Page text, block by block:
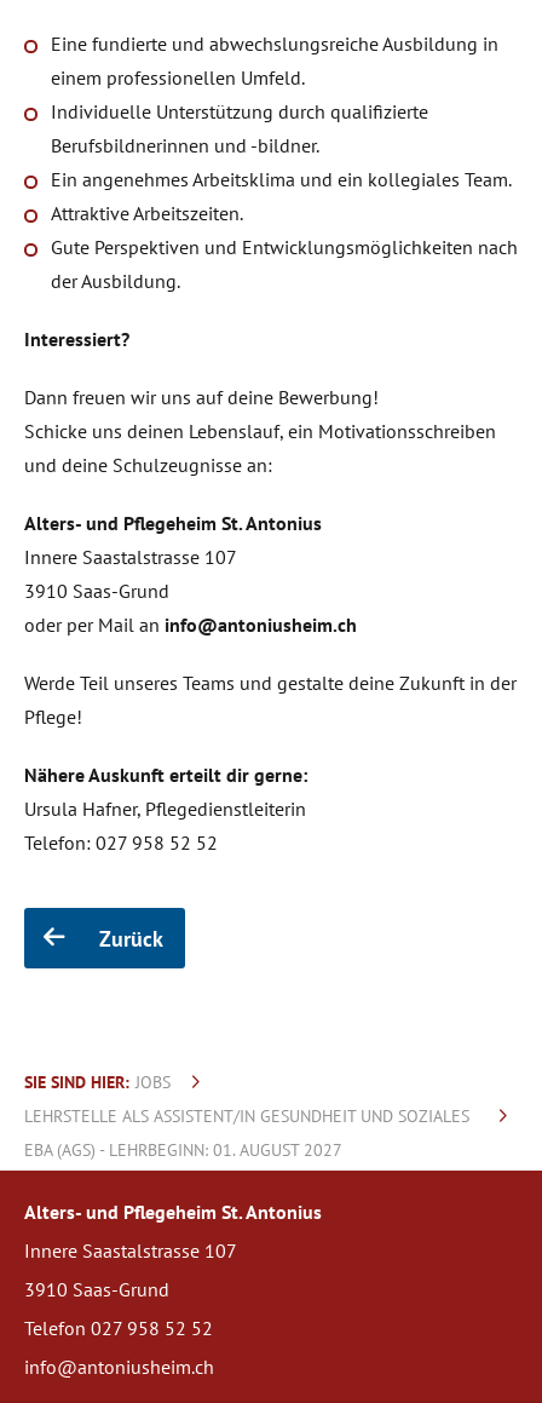
Eine fundierte und abwechslungsreiche Ausbildung in
einem professionellen Umfeld.
Individuelle Unterstützung durch qualifizierte
Berufsbildnerinnen und -bildner.
Ein angenehmes Arbeitsklima und ein kollegiales Team.
Attraktive Arbeitszeiten.
Gute Perspektiven und Entwicklungsmöglichkeiten nach
der Ausbildung.
Interessiert?
Dann freuen wir uns auf deine Bewerbung!
Schicke uns deinen Lebenslauf, ein Motivationsschreiben
und deine Schulzeugnisse an:
Alters- und Pflegeheim St. Antonius
Innere Saastalstrasse 107
3910 Saas-Grund
oder per Mail an info@antoniusheim.ch
Werde Teil unseres Teams und gestalte deine Zukunft in der
Pflege!
Nähere Auskunft erteilt dir gerne:
Ursula Hafner, Pflegedienstleiterin
Telefon: 027 958 52 52
Zurück
SIE SIND HIER: JOBS
LEHRSTELLE ALS ASSISTENT/IN GESUNDHEIT UND SOZIALES
EBA (AGS) - LEHRBEGINN: 01. AUGUST 2027
Alters- und Pflegeheim St. Antonius
Innere Saastalstrasse 107
3910 Saas-Grund
Telefon 027 958 52 52
info@antoniusheim.ch